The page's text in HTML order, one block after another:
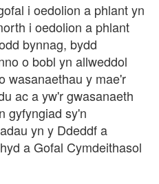
i oedolion a phlant yn
i oedolion a phlant
bynnag, bydd
o bobl yn allweddol
wasanaethau y mae'r
ac a yw'r gwasanaeth
gyfyngiad sy'n
yn y Ddeddf a
a Gofal Cymdeithasol